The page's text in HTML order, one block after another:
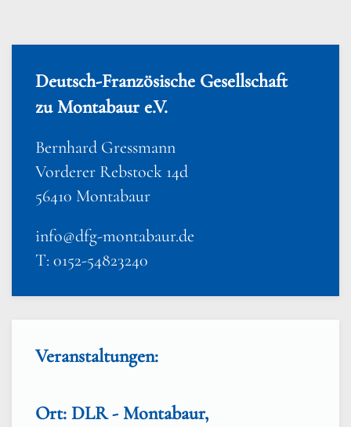
Deutsch-Französische Gesellschaft
zu Montabaur e.V.
Bernhard Gressmann
Vorderer Rebstock 14d
56410 Montabaur
info@dfg-montabaur.de
T: 0152-54823240
Veranstaltungen:
Ort: DLR - Montabaur,